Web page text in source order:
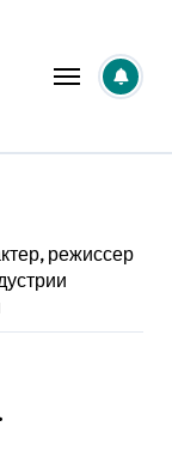
режиссер